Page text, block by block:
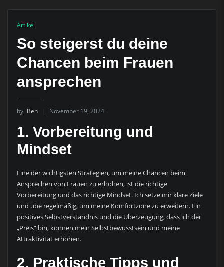
Artikel
So steigerst du deine
Chancen beim Frauen
ansprechen
by Ben November 19, 2024
1. Vorbereitung und
Mindset
Eine der wichtigsten Strategien, um meine Chancen beim
Ansprechen von Frauen zu erhöhen, ist die richtige
Vorbereitung und das richtige Mindset. Ich setze mir klare Ziele
und übe regelmäßig, um meine Komfortzone zu erweitern. Ein
positives Selbstverständnis und die Überzeugung, dass ich der
„Preis“ bin, können mein Selbstbewusstsein und meine
Attraktivität erhöhen.
2. Praktische Tipps und